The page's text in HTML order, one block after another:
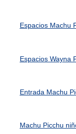
Espacios Machu
Espacios Wayna
Entrada Machu
Machu Picchu